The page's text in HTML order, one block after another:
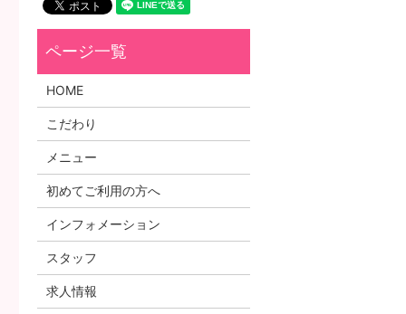
HOME
こだわり
メニュー
初めてご利用の方へ
インフォメーション
スタッフ
求人情報